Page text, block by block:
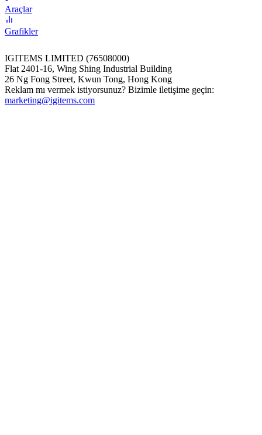
Araçlar
Grafikler
IGITEMS LIMITED (76508000)
Flat 2401-16, Wing Shing Industrial Building
26 Ng Fong Street, Kwun Tong, Hong Kong
Reklam mı vermek istiyorsunuz? Bizimle iletişime geçin:
marketing@igitems.com